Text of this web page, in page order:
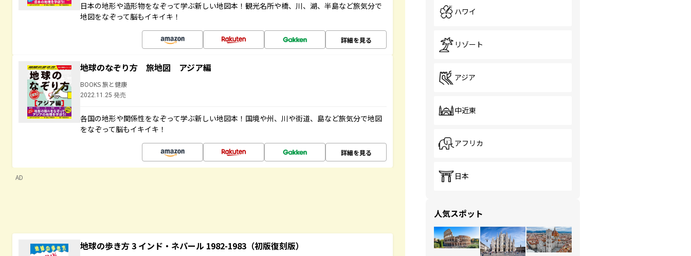
日本の地形や造形物をなぞって学ぶ新しい地図本！観光名所や橋、川、湖、半島など旅気分で
地図をなぞって脳もイキイキ！
詳細を見る
地球のなぞり方 旅地図 アジア編
BOOKS 旅と健康
2022.11.25 発売
各国の地形や関係性をなぞって学ぶ新しい地図本！国境や州、川や街道、島など旅気分で地図
をなぞって脳もイキイキ！
詳細を見る
AD
地球の歩き方 3 インド・ネパール 1982-1983（初版復刻版）
ハワイ
リゾート
アジア
中近東
アフリカ
日本
人気スポット